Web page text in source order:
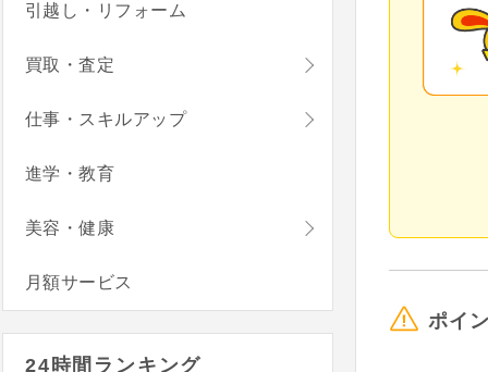
ポイ
引越し・リフォーム
買取・査定
仕事・スキルアップ
進学・教育
美容・健康
月額サービス
24時間ランキング